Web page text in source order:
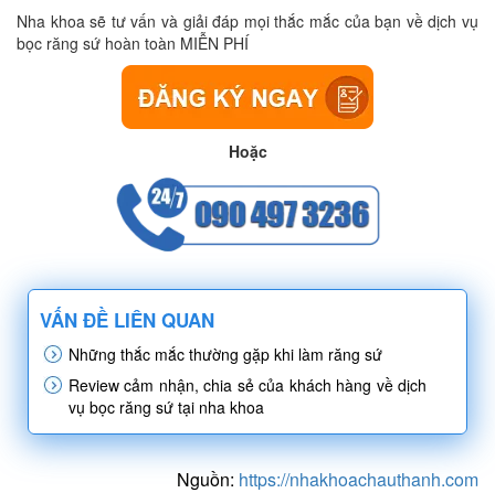
Nha khoa sẽ tư vấn và giải đáp mọi thắc mắc của bạn về dịch vụ
bọc răng sứ hoàn toàn MIỄN PHÍ
Hoặc
VẤN ĐỀ LIÊN QUAN
Những thắc mắc thường gặp khi làm răng sứ
Review cảm nhận, chia sẻ của khách hàng về dịch
vụ bọc răng sứ tại nha khoa
Nguồn: https://nhakhoachauthanh.com